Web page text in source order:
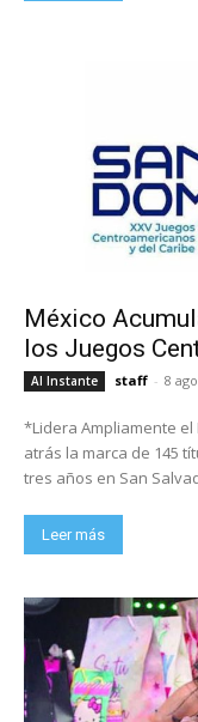
México
los Juegos
Al Instante staff - 8
*Lidera Ampliamente el Medallero. La
atrás la marca de 145
tres años en San
Leer más